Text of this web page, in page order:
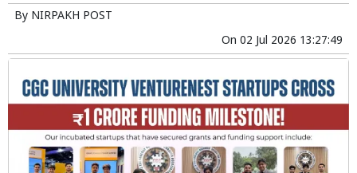
By NIRPAKH POST
On 02 Jul 2026 13:27:49